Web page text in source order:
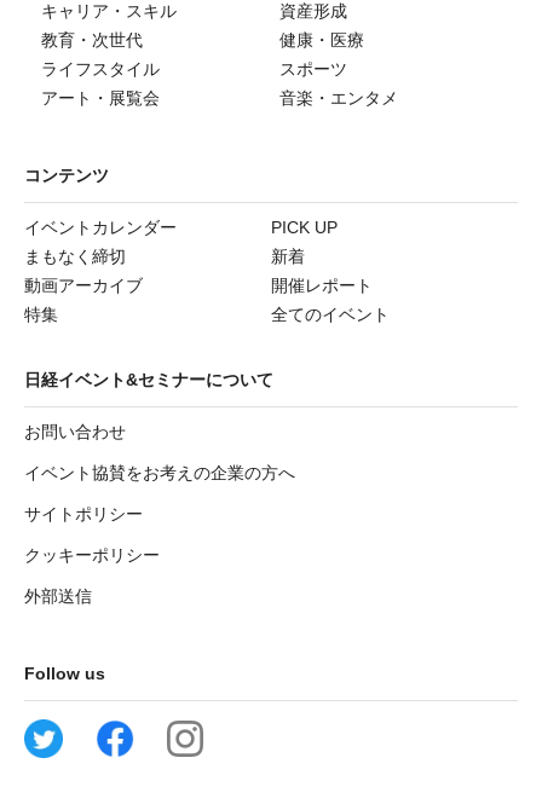
キャリア・スキル
資産形成
教育・次世代
健康・医療
ライフスタイル
スポーツ
アート・展覧会
音楽・エンタメ
コンテンツ
イベントカレンダー
PICK UP
まもなく締切
新着
動画アーカイブ
開催レポート
特集
全てのイベント
日経イベント&セミナーについて
お問い合わせ
イベント協賛をお考えの企業の方へ
サイトポリシー
クッキーポリシー
外部送信
Follow us